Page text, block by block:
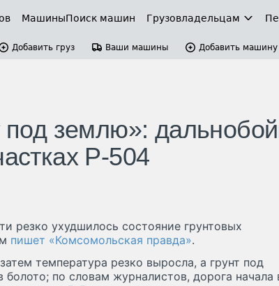
МашиныПоиск машин Грузовладельцам
Добавить груз Ваши машины Добавить машину
под землю»:
Р-504
резко ухудшилось состояние грунтовых
пишет «Комсомольская правда».
температура резко выросла, а грунт под
по словам журналистов, дорога начала